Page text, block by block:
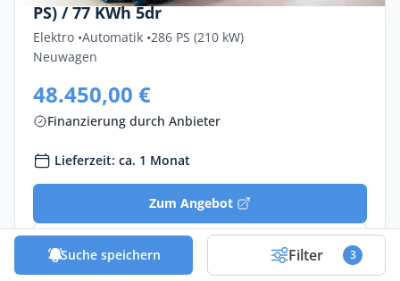
Suche speichern Filter 3
PS) / 77 KWh 5dr
Elektro •Automatik •286 PS (210 kW)
Neuwagen
48.450,00 €
Finanzierung durch Anbieter
Lieferzeit: ca. 1 Monat
Zum Angebot
Finanzierung vergleichen